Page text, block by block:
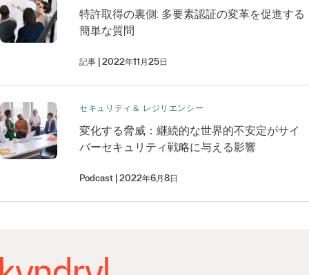
特許取得の裏側: 多要素認証の変革を促進する
簡単な質問
記事 2022年11月25日
セキュリティ＆ レジリエンシー
変化する脅威：継続的な世界的不安定がサイ
バーセキュリティ戦略に与える影響
Podcast 2022年6月8日